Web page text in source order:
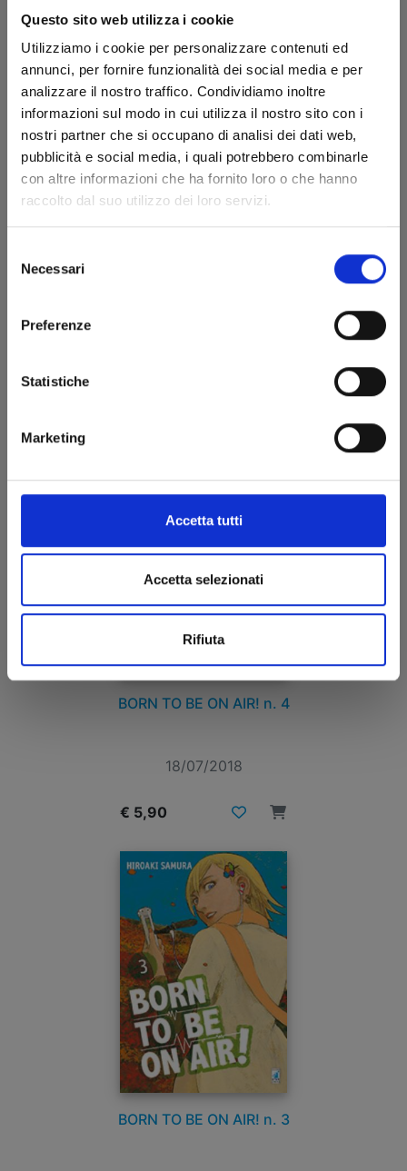
Questo sito web utilizza i cookie
Utilizziamo i cookie per personalizzare contenuti ed
annunci, per fornire funzionalità dei social media e per
analizzare il nostro traffico. Condividiamo inoltre
informazioni sul modo in cui utilizza il nostro sito con i
nostri partner che si occupano di analisi dei dati web,
pubblicità e social media, i quali potrebbero combinarle
con altre informazioni che ha fornito loro o che hanno
raccolto dal suo utilizzo dei loro servizi.
delNecessari
Preferenze
Statistiche
Marketing
Accetta tutti
Accetta selezionati
Rifiuta
BORN TO BE ON AIR! n. 4
18/07/2018
€ 5,90
BORN TO BE ON AIR! n. 3